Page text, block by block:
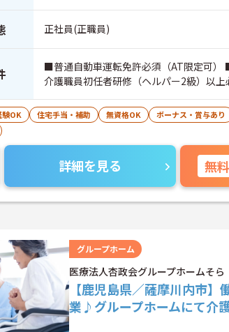
正社員(正職員)
■普通自動車運転免許必須（AT限定可
介護職員初任者研修（ヘルパー2級）以上
験OK 住宅手当・補助 無資格OK ボーナス・賞与あり
詳細を見る 無料
グループホーム
医療法人杏政会グループホームそら
【鹿児島県／薩摩川内市
業♪グループホームにて介